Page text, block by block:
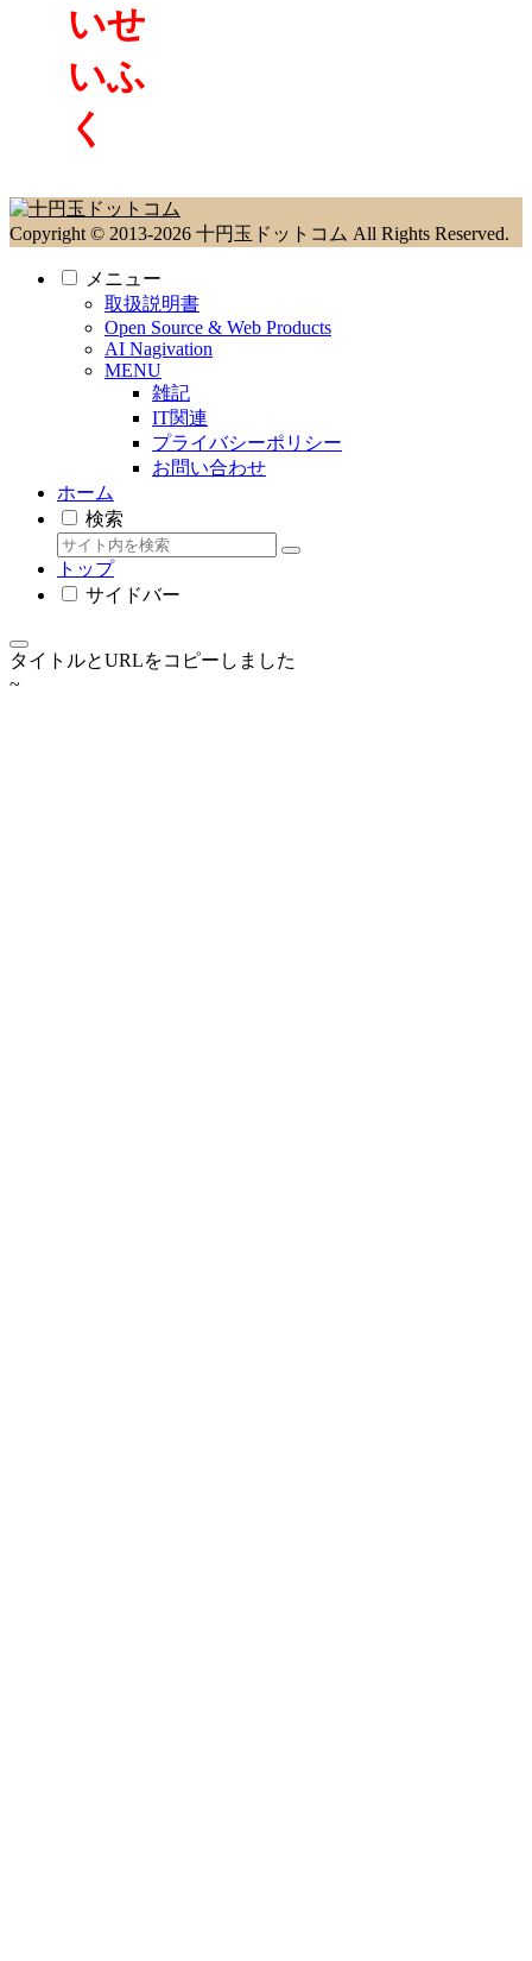
いせ
いふ
く
Copyright © 2013-2026 十円玉ドットコム All Rights Reserved.
メニュー
取扱説明書
Open Source & Web Products
AI Nagivation
MENU
雑記
IT関連
プライバシーポリシー
お問い合わせ
ホーム
検索
トップ
サイドバー
タイトルとURLをコピーしました
~